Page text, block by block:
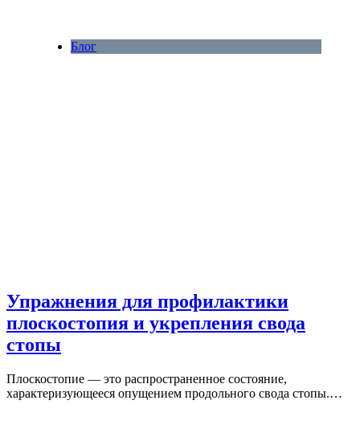
Блог
Упражнения для профилактики
плоскостопия и укрепления свода
стопы
Плоскостопие — это распространенное состояние,
характеризующееся опущением продольного свода стопы.…